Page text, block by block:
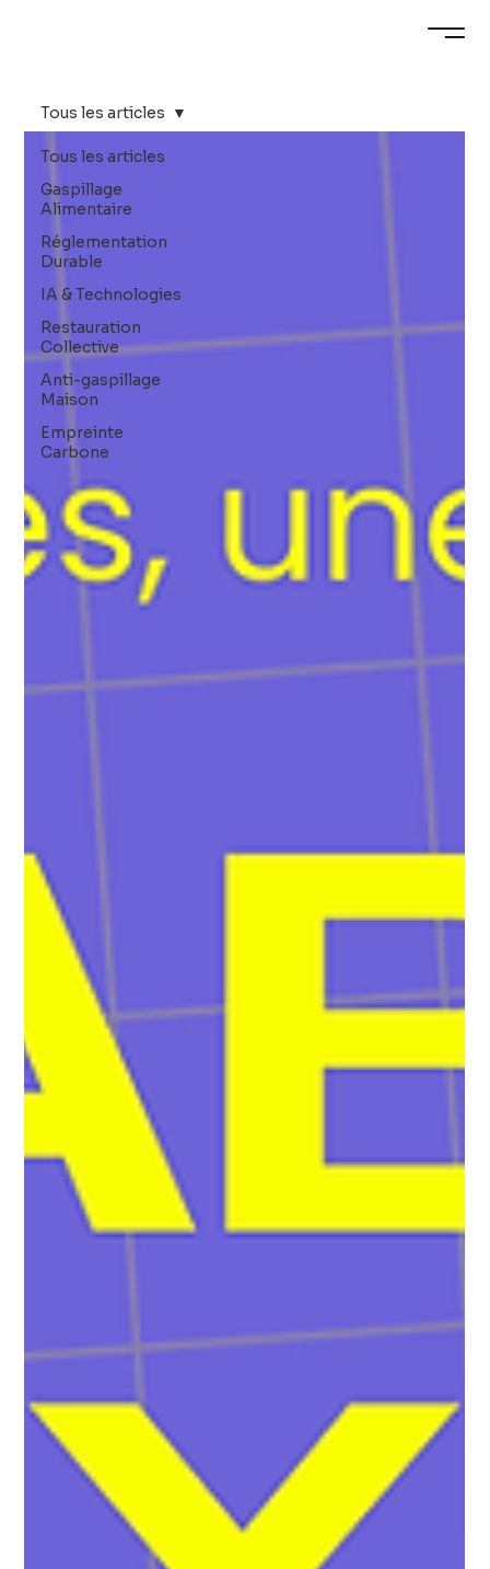
Tous les articles
Gaspillage
Alimentaire
Réglementation
Durable
IA & Technologies
Restauration
Collective
Anti-gaspillage
Maison
Empreinte
Carbone
Tous les articles